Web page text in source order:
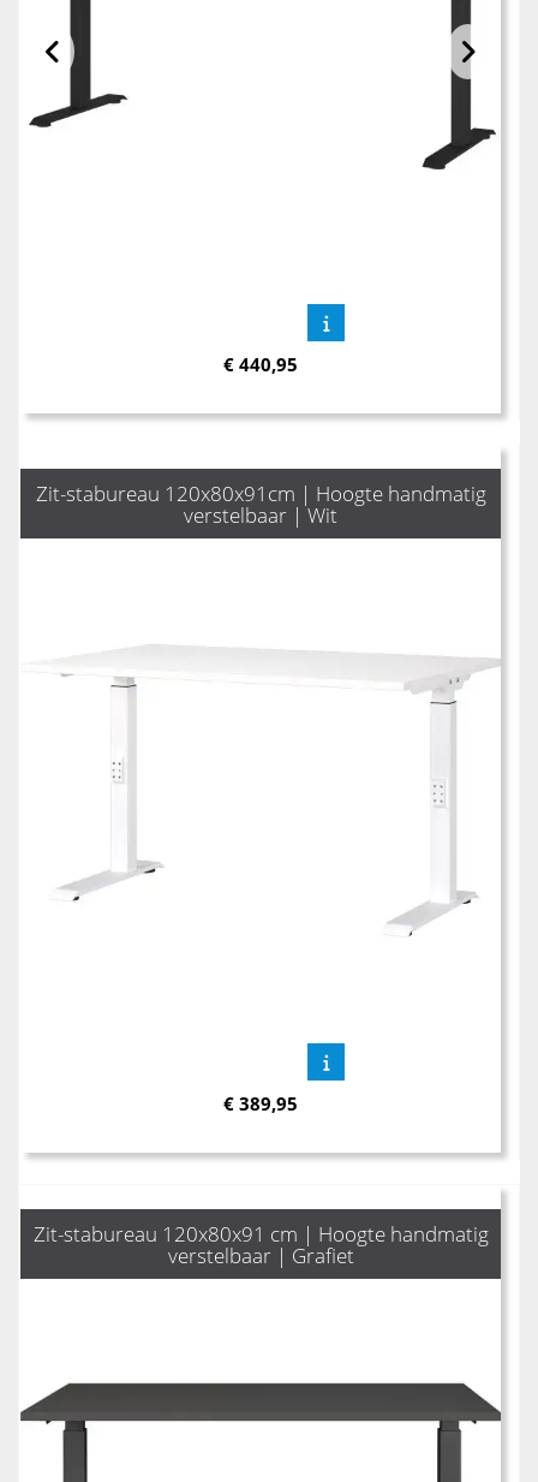
€ 440,95
Zit-stabureau 120x80x91cm | Hoogte handmatig
verstelbaar | Wit
€ 389,95
Zit-stabureau 120x80x91 cm | Hoogte handmatig
verstelbaar | Grafiet